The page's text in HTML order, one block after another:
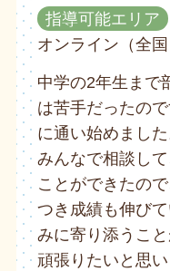
指導可能エリア
オンライン（全国
中学の2年生まで
は苦手だったの
に通い始めまし
みんなで相談し
ことができたの
つき成績も伸び
みに寄り添うこ
頑張りたいと思